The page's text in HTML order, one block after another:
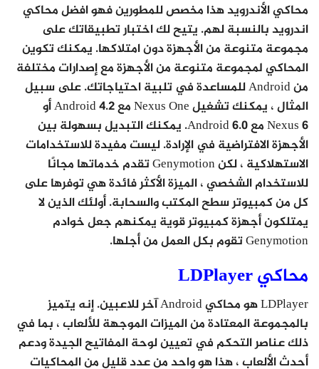
محاكي الأندرويد هذا مخصص للمطورين فهو افضل محاكي
اندرويد بالنسبة لهم. يتيح لك اختبار تطبيقاتك على
مجموعة متنوعة من الأجهزة دون امتلاكها. يمكنك تكوين
المحاكي لمجموعة متنوعة من الأجهزة مع إصدارات مختلفة
من Android للمساعدة في تلبية احتياجاتك. على سبيل
المثال ، يمكنك تشغيل Nexus One مع Android 4.2 أو
Nexus 6 مع Android 6.0. يمكنك التبديل بسهولة بين
الأجهزة الافتراضية في الإرادة. ليست مفيدة للاستخدامات
الاستهلاكية ، لكن Genymotion تقدم خدماتها مجانًا
للاستخدام الشخصي ، الميزة الأكثر فائدة هي توفرها على
كل من كمبيوتر سطح المكتب والسحابة. أولئك الذين لا
يمتلكون أجهزة كمبيوتر قوية يمكنهم جعل خوادم
Genymotion تقوم بكل العمل من أجلها.
محاكي LDPlayer
LDPlayer هو محاكي Android آخر للاعبين. إنه يتميز
بالمجموعة المعتادة من الميزات الموجهة للألعاب ، بما في
ذلك عناصر التحكم في تعيين لوحة المفاتيح الجيدة ودعم
أحدث الألعاب ، هذا هو واحد من عدد قليل من المحاكيات